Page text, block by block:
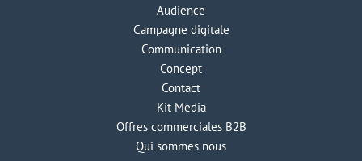
Audience
Campagne digitale
Communication
Concept
Contact
Kit Media
Offres commerciales B2B
Qui sommes nous